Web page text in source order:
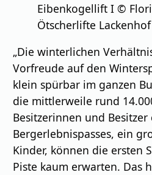
Eibenkogellift I ©
Ötscherlifte Lackenhof
„Die winterlichen
Vorfreude auf den
klein spürbar im ganzen
die mittlerweile rund
Besitzerinnen und Besitzer
Bergerlebnispasses, ein
Kinder, können die ersten
Piste kaum erwarten. Das